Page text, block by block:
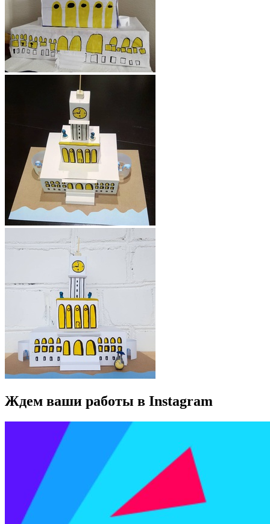
Ждем ваши работы в Instagram